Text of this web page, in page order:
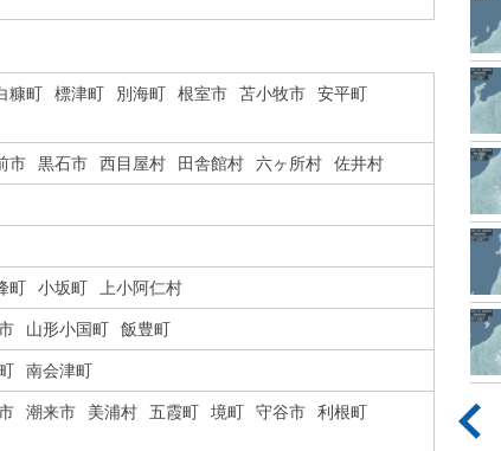
糠町 標津町 別海町 根室市 苫小牧市
安平町
市 黒石市 西目屋村 田舎館村 六ヶ所村 佐井村
町 小坂町 上小阿仁村
山形小国町 飯豊町
南会津町
潮来市 美浦村 五霞町 境町 守谷市
利根町